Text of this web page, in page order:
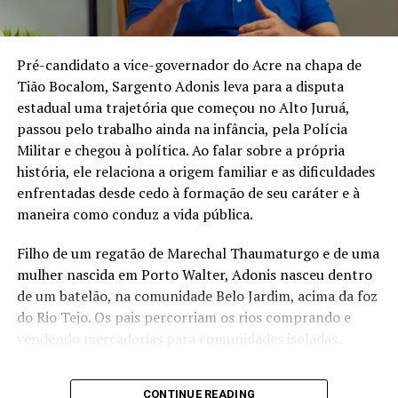
atuação conjunta dos Poderes no controle do uso de
recursos públicos. A decisão mantém suspenso, até nova
deliberação do STF, o pagamento das despesas previstas
no dispositivo questionado.
Fonte: Agência Brasil – Foto: Gustavo Moreno
Compartilhe isso:
WhatsApp LinkedIn
Telegram
Pré-candidato a vice-governador do Acre na chapa de
Tião Bocalom, Sargento Adonis leva para a disputa
estadual uma trajetória que começou no Alto Juruá,
passou pelo trabalho ainda na infância, pela Polícia
Militar e chegou à política. Ao falar sobre a própria
história, ele relaciona a origem familiar e as dificuldades
enfrentadas desde cedo à formação de seu caráter e à
maneira como conduz a vida pública.
Filho de um regatão de Marechal Thaumaturgo e de uma
mulher nascida em Porto Walter, Adonis nasceu dentro
de um batelão, na comunidade Belo Jardim, acima da foz
do Rio Tejo. Os pais percorriam os rios comprando e
vendendo mercadorias para comunidades isoladas.
“Eu sou resultado desse amor e nasci dentro de um
CONTINUE READING